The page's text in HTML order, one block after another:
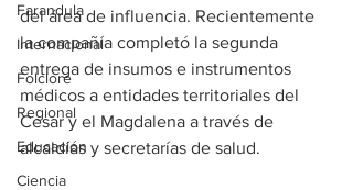
Farandula
Internacional
Folclore
Regional
Educación
Ciencia
del área de influencia. Recientemente
la compañía completó la segunda
entrega de insumos e instrumentos
médicos a entidades territoriales del
Cesar y el Magdalena a través de
alcaldías y secretarías de salud.